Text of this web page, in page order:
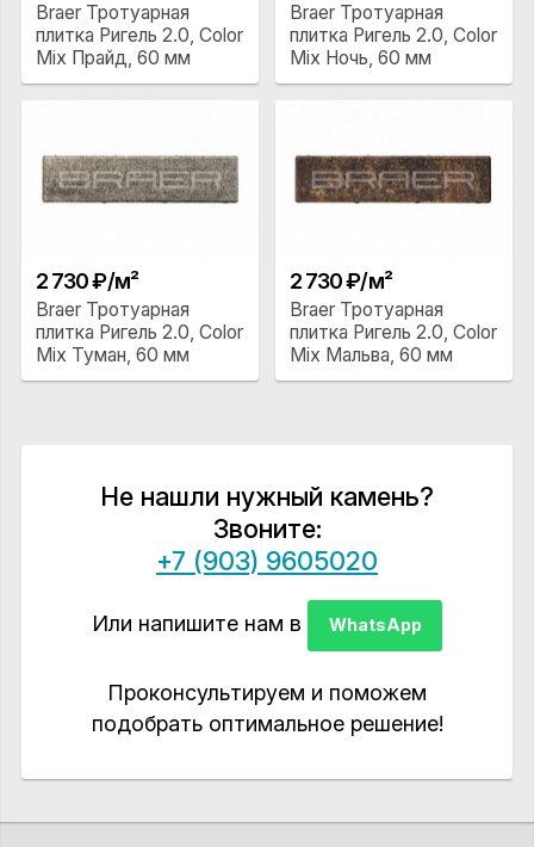
Braer Тротуарная
плитка Ригель 2.0, Color
Mix Прайд, 60 мм
Braer Тротуарная
плитка Ригель 2.0, Color
Mix Ночь, 60 мм
2 730 ₽/м²
Braer Тротуарная
плитка Ригель 2.0, Color
Mix Туман, 60 мм
2 730 ₽/м²
Braer Тротуарная
плитка Ригель 2.0, Color
Mix Мальва, 60 мм
Не нашли нужный камень?
Звоните:
+7 (903) 9605020
Или напишите нам в WhatsApp
Проконсультируем и поможем
подобрать оптимальное решение!